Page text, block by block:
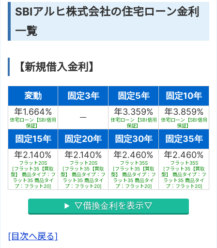
SBIアルヒ株式会社の住宅ローン金利
一覧
【新規借入金利】
変動 固定3年 固定5年
固定10年
年1.664%
住宅ローン【SBI信用
保証】
－
年3.359%
住宅ローン【SBI信用
保証】
年3.859%
住宅ローン【SBI信用
保証】
固定15年 固定20年 固定30年
固定35年
年2.140%
フラット20S
[フラット35【買取
型】 商品タイプ：フ
ラット35 商品タイ
プ：フラット20]
年2.140%
フラット20S
[フラット35【買取
型】 商品タイプ：フ
ラット35 商品タイ
プ：フラット20]
年2.460%
フラット35S
[フラット35【買取
型】 商品タイプ：フ
ラット35 商品タイ
プ：フラット20]
年2.460%
フラット35S
[フラット35【買取
型】 商品タイプ：フ
ラット35 商品タイ
プ：フラット20]
▽借換金利を表示▽
[目次へ戻る]